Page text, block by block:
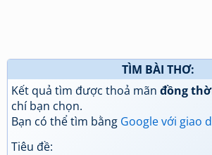
TÌM BÀI THƠ:
Kết quả tìm được thoả mãn đồng
chí bạn chọn.
Bạn có thể tìm bằng Google với giao
Tiêu đề: